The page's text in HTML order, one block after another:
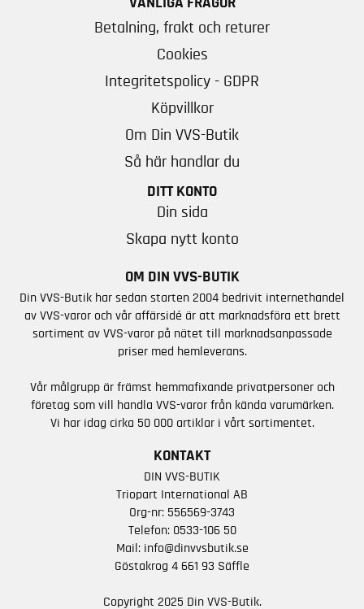
Betalning, frakt och returer
Cookies
Integritetspolicy - GDPR
Köpvillkor
Om Din VVS-Butik
Så här handlar du
DITT KONTO
Din sida
Skapa nytt konto
OM DIN VVS-BUTIK
Din VVS-Butik har sedan starten 2004 bedrivit internethandel
av VVS-varor och vår affärsidé är att marknadsföra ett brett
sortiment av VVS-varor på nätet till marknadsanpassade
priser med hemleverans.
Vår målgrupp är främst hemmafixande privatpersoner och
företag som vill handla VVS-varor från kända varumärken.
Vi har idag cirka 50 000 artiklar i vårt sortimentet.
KONTAKT
DIN VVS-BUTIK
Triopart International AB
Org-nr: 556569-3743
Telefon: 0533-106 50
Mail: info@dinvvsbutik.se
Göstakrog 4 661 93 Säffle
Copyright 2025 Din VVS-Butik.